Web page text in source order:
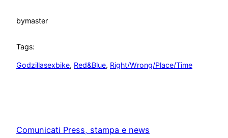
bymaster
Tags:
Godzillasexbike, Red&Blue, Right/Wrong/Place/Time
Comunicati Press, stampa e news